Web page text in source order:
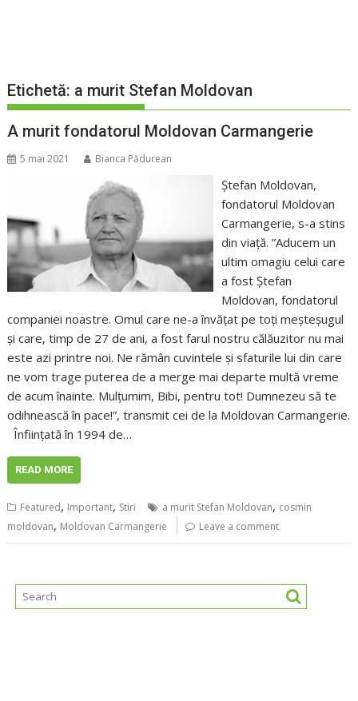
Etichetă: a murit Stefan Moldovan
A murit fondatorul Moldovan Carmangerie
5 mai 2021 Bianca Pădurean
Ștefan Moldovan,
fondatorul Moldovan
Carmangerie, s-a stins
din viață. ”Aducem un
ultim omagiu celui care
a fost Ștefan
Moldovan, fondatorul
companiei noastre. Omul care ne-a învățat pe toți meșteșugul
și care, timp de 27 de ani, a fost farul nostru călăuzitor nu mai
este azi printre noi. Ne rămân cuvintele și sfaturile lui din care
ne vom trage puterea de a merge mai departe multă vreme
de acum înainte. Mulțumim, Bibi, pentru tot! Dumnezeu să te
odihnească în pace!”, transmit cei de la Moldovan Carmangerie.
Înființată în 1994 de…
READ MORE
Featured, Important, Stiri a murit Stefan Moldovan, cosmin
moldovan, Moldovan Carmangerie Leave a comment